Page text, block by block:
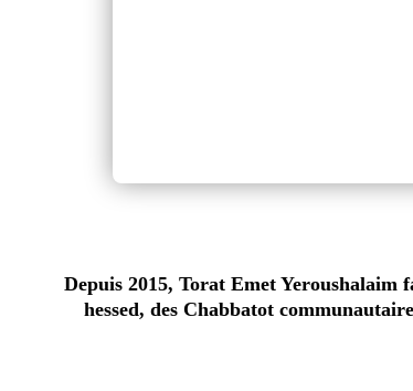
Depuis 2015, Torat Emet
hessed, des Chabbatot